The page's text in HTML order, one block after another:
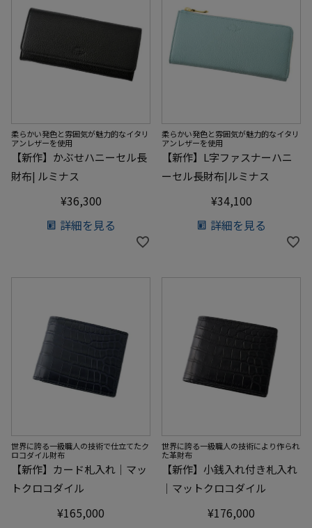
柔らかい発色と雰囲気が魅力的なイタリ
アンレザーを使用
【新作】かぶせハニーセル長
財布| ルミナス
¥36,300
詳細を見る
柔らかい発色と雰囲気が魅力的なイタリ
アンレザーを使用
【新作】L字ファスナーハニ
ーセル長財布|ルミナス
¥34,100
詳細を見る
世界に誇る一級職人の技術で仕立てたク
ロコダイル財布
【新作】カード札入れ｜マッ
トクロコダイル
¥165,000
世界に誇る一級職人の技術により作られ
た革財布
【新作】小銭入れ付き札入れ
｜マットクロコダイル
¥176,000